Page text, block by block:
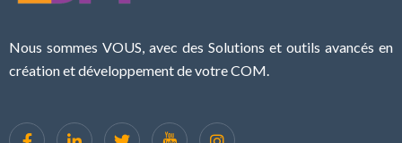
Nous sommes VOUS, avec des Solutions et outils avancés en
création et développement de votre COM.